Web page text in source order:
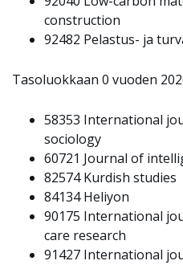
construction
92482 Pelastus- ja
Tasoluokkaan 0 vuoden
58353 International
sociology
60721 Journal of
82574 Kurdish studies
84134 Heliyon
90175 International
care research
91427 International